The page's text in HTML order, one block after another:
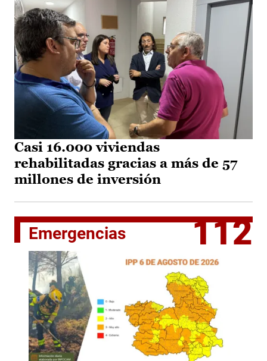
Casi 16.000 viviendas
rehabilitadas gracias a más de 57
millones de inversión
Emergencias 112